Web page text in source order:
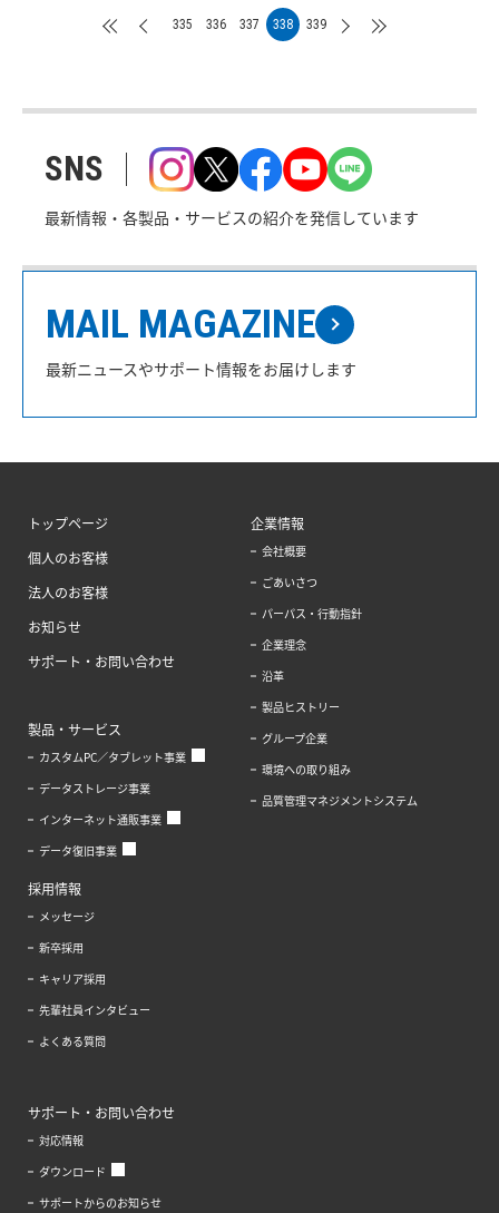
335 336 337 338 339
SNS
最新情報・各製品・サービスの紹介を発信しています
MAIL MAGAZINE
最新ニュースやサポート情報をお届けします
トップページ
個人のお客様
法人のお客様
お知らせ
サポート・お問い合わせ
製品・サービス
カスタムPC／タブレット事業
データストレージ事業
インターネット通販事業
データ復旧事業
企業情報
会社概要
ごあいさつ
パーパス・行動指針
企業理念
沿革
製品ヒストリー
グループ企業
環境への取り組み
品質管理マネジメントシステム
採用情報
メッセージ
新卒採用
キャリア採用
先輩社員インタビュー
よくある質問
サポート・お問い合わせ
対応情報
ダウンロード
サポートからのお知らせ